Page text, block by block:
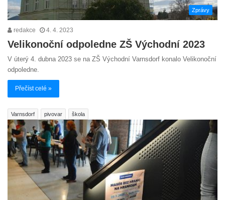
Zprávy
redakce 4. 4. 2023
Velikonoční odpoledne ZŠ Východní 2023
V úterý 4. dubna 2023 se na ZŠ Východní Varnsdorf konalo Velikonoční
odpoledne.
Přečíst celé »
Varnsdorf pivovar škola